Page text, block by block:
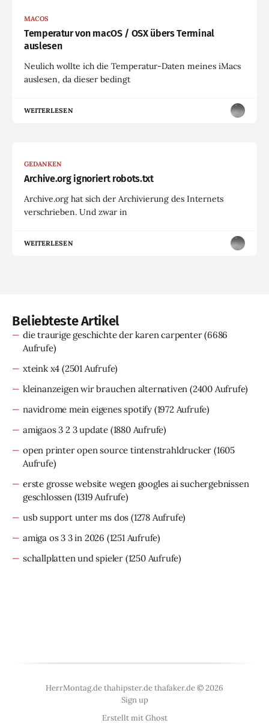
MACOS
Temperatur von macOS / OSX übers Terminal
auslesen
Neulich wollte ich die Temperatur-Daten meines iMacs
auslesen, da dieser bedingt
WEITERLESEN
GEDANKEN
Archive.org ignoriert robots.txt
Archive.org hat sich der Archivierung des Internets
verschrieben. Und zwar in
WEITERLESEN
Beliebteste Artikel
die traurige geschichte der karen carpenter(6686
Aufrufe)
xteink x4 (2501 Aufrufe)
kleinanzeigen wir brauchen alternativen (2400 Aufrufe)
navidrome mein eigenes spotify (1972 Aufrufe)
amigaos 3 2 3 update (1880 Aufrufe)
open printer open source tintenstrahldrucker (1605
Aufrufe)
erste grosse website wegen googles ai suchergebnissen
geschlossen (1319 Aufrufe)
usb support unter ms dos (1278 Aufrufe)
amiga os 3 3 in 2026 (1251 Aufrufe)
schallplatten und spieler (1250 Aufrufe)
HerrMontag.de thahipster.de thafaker.de © 2026
Sign up
Erstellt mitGhost